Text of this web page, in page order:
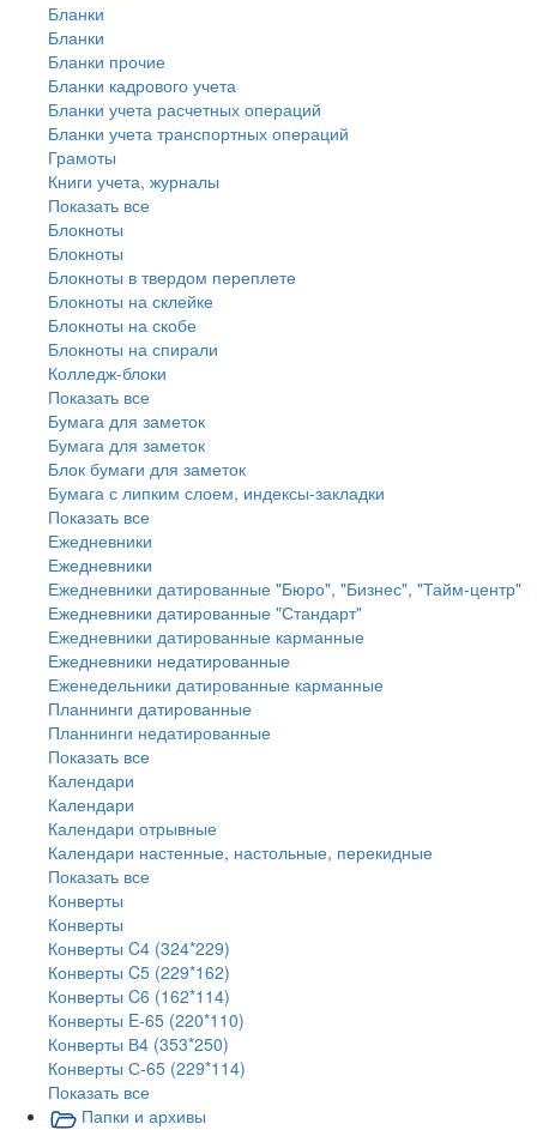
Бланки
Бланки
Бланки прочие
Бланки кадрового учета
Бланки учета расчетных операций
Бланки учета транспортных операций
Грамоты
Книги учета, журналы
Показать все
Блокноты
Блокноты
Блокноты в твердом переплете
Блокноты на склейке
Блокноты на скобе
Блокноты на спирали
Колледж-блоки
Показать все
Бумага для заметок
Бумага для заметок
Блок бумаги для заметок
Бумага с липким слоем, индексы-закладки
Показать все
Ежедневники
Ежедневники
Ежедневники датированные "Бюро", "Бизнес", "Тайм-центр"
Ежедневники датированные "Стандарт"
Ежедневники датированные карманные
Ежедневники недатированные
Еженедельники датированные карманные
Планнинги датированные
Планнинги недатированные
Показать все
Календари
Календари
Календари отрывные
Календари настенные, настольные, перекидные
Показать все
Конверты
Конверты
Конверты C4 (324*229)
Конверты C5 (229*162)
Конверты C6 (162*114)
Конверты E-65 (220*110)
Конверты В4 (353*250)
Конверты С-65 (229*114)
Показать все
Папки и архивы